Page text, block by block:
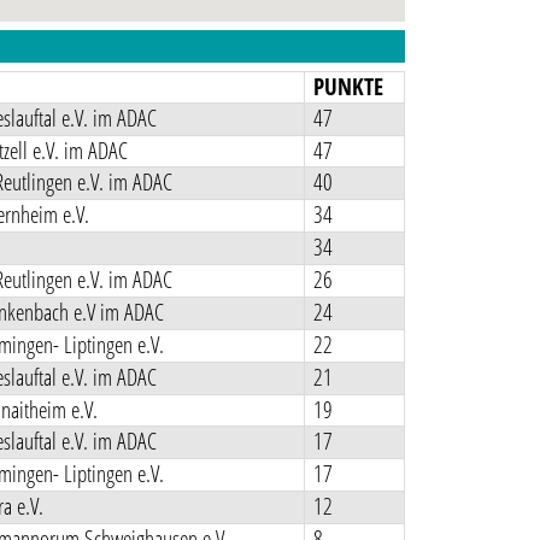
PUNKTE
e.V. im ADAC
47
e.V. im ADAC
47
e.V. im ADAC
40
e.V.
34
34
e.V. im ADAC
26
e.V im ADAC
24
Liptingen e.V.
22
e.V. im ADAC
21
e.V.
19
e.V. im ADAC
17
Liptingen e.V.
17
e.V.
12